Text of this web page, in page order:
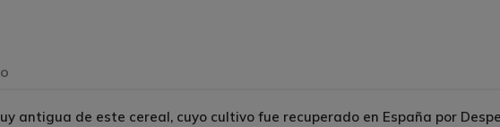
antigua de este cereal, cuyo cultivo fue recuperado en España por